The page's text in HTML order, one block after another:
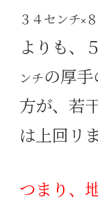
３４センチ×
よりも、
ンチの厚
方が、若
は上回リま
つまり、